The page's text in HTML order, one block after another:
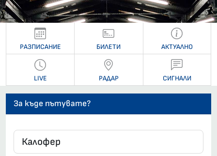
РАЗПИСАНИЕ БИЛЕТИ АКТУАЛНО
LIVE РАДАР СИГНАЛИ
За къде пътувате?